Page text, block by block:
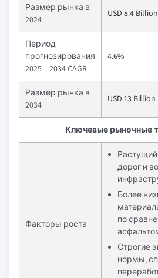
Размер рынка в
2024
USD 8.4 Billion
Период
прогнозирования
2025 – 2034 CAGR
4.6%
Размер рынка в
2034
USD 13 Billion
Ключевые рыночные
Факторы роста
дорог и
Более
по
Строгие
нормы,